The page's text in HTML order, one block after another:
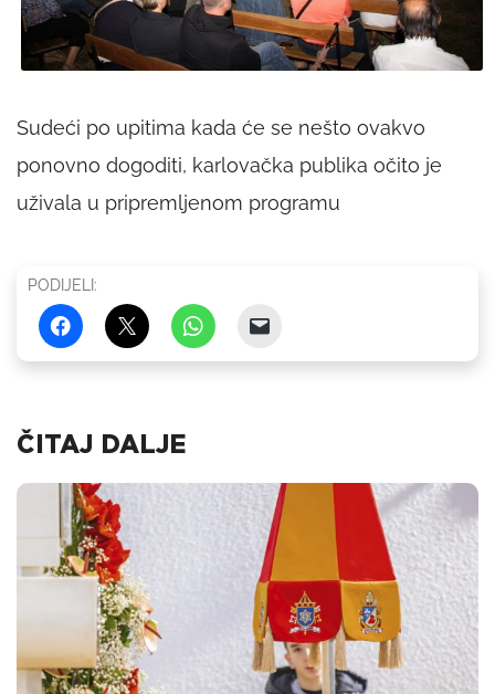
Sudeći po upitima kada će se nešto ovakvo
ponovno dogoditi, karlovačka publika očito je
uživala u pripremljenom programu
PODIJELI:
ČITAJ DALJE